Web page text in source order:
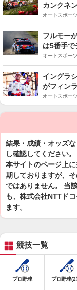
カンクネ
ラリー・
オートスポー
フルモー
は5番手で
オートスポー
イングラ
がフィン
ウン
オートスポー
結果・成績・オッズ
し確認してください。
本サイトのページ上
期しておりますが、
ではありません。 当
も、株式会社NTTド
ます。
競技一覧
プロ野球 プロ野球(2